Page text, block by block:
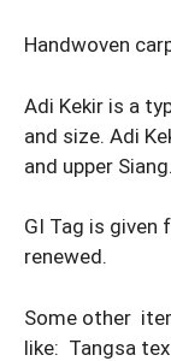
Handwoven
Adi Kekir is a
and size. Adi
and upper Siang.
GI Tag is given
renewed.
Some other
like: Tangsa